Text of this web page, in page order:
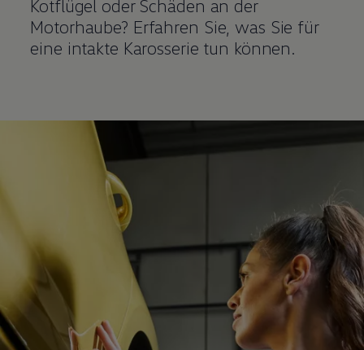
Kotflügel oder Schäden an der
Motorhaube? Erfahren Sie, was Sie für
eine intakte Karosserie tun können.